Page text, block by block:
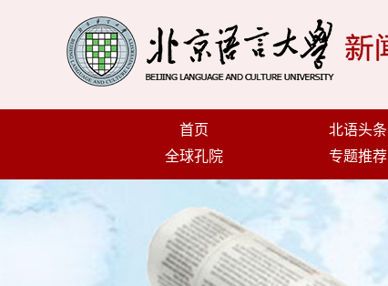
首页 北语头条
全球孔院
专题推荐